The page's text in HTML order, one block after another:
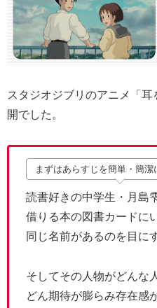
スタジオジブリのアニメ「
開でした。
まずはあらすじを簡単・簡潔
読書好きの中学生・月島
借りる本の図書カードに
同じ名前があるのを目に
そしてその人物がどんな
どん期待が膨らみ存在感